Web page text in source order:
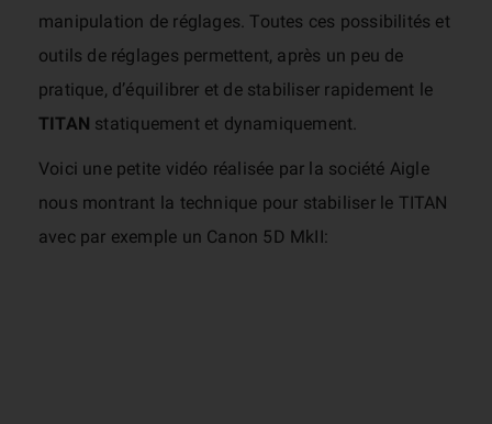
manipulation de réglages. Toutes ces possibilités et
outils de réglages permettent, après un peu de
pratique, d’équilibrer et de stabiliser rapidement le
TITAN statiquement et dynamiquement.
Voici une petite vidéo réalisée par la société Aigle
nous montrant la technique pour stabiliser le TITAN
avec par exemple un Canon 5D MkII: